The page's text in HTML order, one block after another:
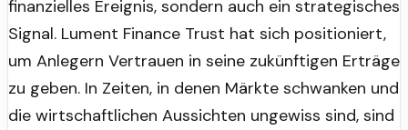
finanzielles Ereignis, sondern auch ein strategisches
Signal. Lument Finance Trust hat sich positioniert,
um Anlegern Vertrauen in seine zukünftigen Erträge
zu geben. In Zeiten, in denen Märkte schwanken und
die wirtschaftlichen Aussichten ungewiss sind, sind